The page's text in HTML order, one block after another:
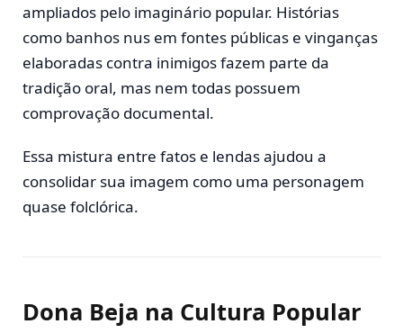
ampliados pelo imaginário popular. Histórias
como banhos nus em fontes públicas e vinganças
elaboradas contra inimigos fazem parte da
tradição oral, mas nem todas possuem
comprovação documental.
Essa mistura entre fatos e lendas ajudou a
consolidar sua imagem como uma personagem
quase folclórica.
Dona Beja na Cultura Popular